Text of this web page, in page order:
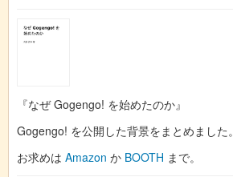
『なぜ Gogengo! を始めたのか』
Gogengo! を公開した背景をまとめました。
お求めは Amazon か BOOTH まで。